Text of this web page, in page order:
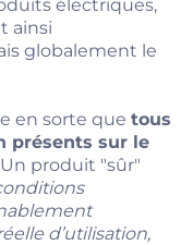
électriques,
ainsi
globalement le
en sorte que tous
présents sur le
Un produit "sûr"
d’utilisation,